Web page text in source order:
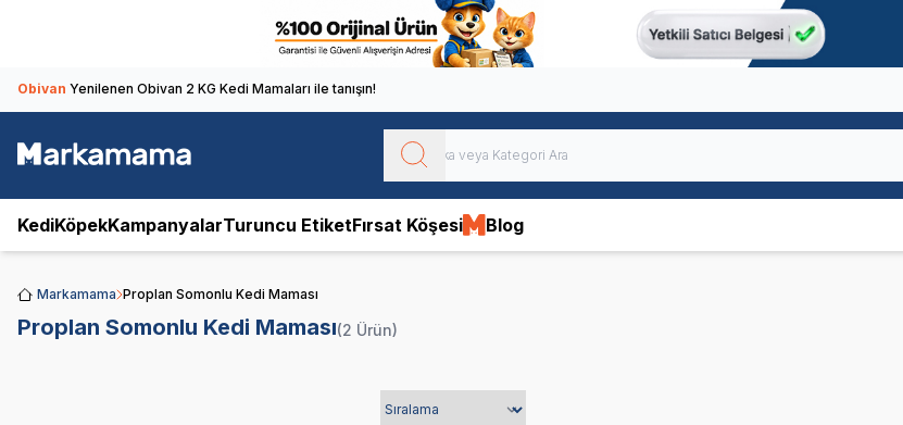
Obivan Yenilenen Obivan 2 KG Kedi Mamaları ile tanışın!
KediKöpekKampanyalarTuruncu EtiketFırsat Köşesi Blog
Markamama Proplan Somonlu Kedi Maması
Proplan Somonlu Kedi Maması(2 Ürün)